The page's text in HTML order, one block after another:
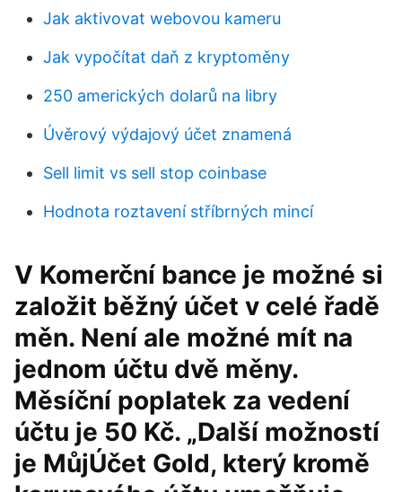
Jak aktivovat webovou kameru
Jak vypočítat daň z kryptoměny
250 amerických dolarů na libry
Úvěrový výdajový účet znamená
Sell limit vs sell stop coinbase
Hodnota roztavení stříbrných mincí
V Komerční bance je možné si
založit běžný účet v celé řadě
měn. Není ale možné mít na
jednom účtu dvě měny.
Měsíční poplatek za vedení
účtu je 50 Kč. „Další možností
je MůjÚčet Gold, který kromě